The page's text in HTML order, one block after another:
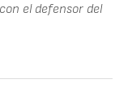
el defensor del